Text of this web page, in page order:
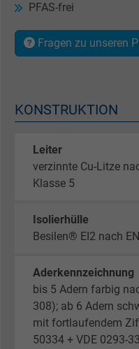
PFAS-frei
Fragen zu unseren
KONSTRUKTION
Leiter
verzinnte Cu-Litze
Klasse 5
Isolierhülle
Besilen® EI2 nach
Aderkennzeichnung
bis 5 Adern farbig
308); ab 6 Adern
mit fortlaufendem
50334 + VDE 0293-